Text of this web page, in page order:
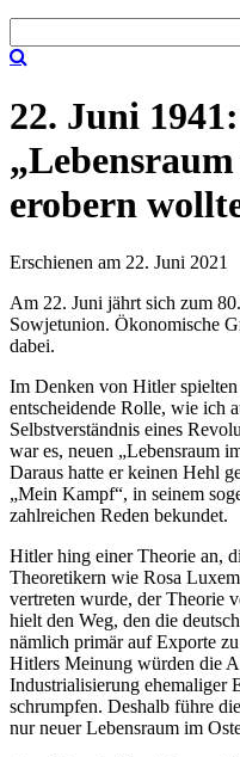
22. Juni
erobern
Erschienen am 22. Juni 2021
Am 22. Juni jährt sich zum
Sowjetunion. Ökonomische
dabei.
Im Denken von Hitler
entscheidende Rolle, wie ich
Selbstverständnis eines
war es, neuen „Lebensraum
Daraus hatte er keinen Hehl
„Mein Kampf“, in seinem
zahlreichen Reden bekundet.
Hitler hing einer Theorie an,
Theoretikern wie Rosa
vertreten wurde, der Theorie
hielt den Weg, den die
nämlich primär auf Exporte
Hitlers Meinung würden die
Industrialisierung ehemaliger
schrumpfen. Deshalb führe
nur neuer Lebensraum im